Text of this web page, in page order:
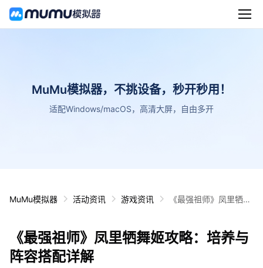
MuMu模拟器，不挑设备，秒开秒用！
适配Windows/macOS，高清大屏，自由多开
MuMu模拟器 活动资讯 游戏资讯
《最强祖师》凤里牺舞
《最强祖师》凤里牺舞姬攻略：培养与
阵容搭配详解